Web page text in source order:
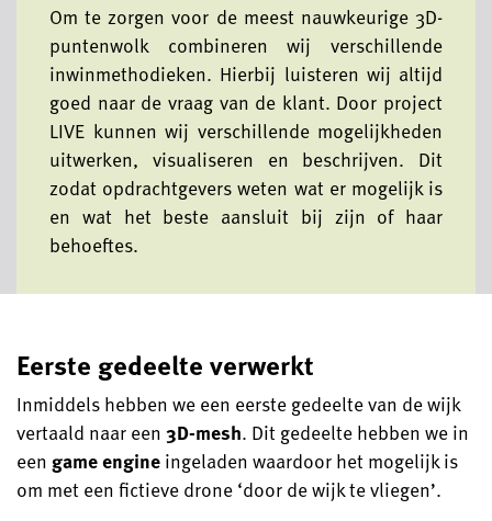
Om te zorgen voor de meest nauwkeurige 3D-
puntenwolk combineren wij verschillende
inwinmethodieken. Hierbij luisteren wij altijd
goed naar de vraag van de klant. Door project
LIVE kunnen wij verschillende mogelijkheden
uitwerken, visualiseren en beschrijven. Dit
zodat opdrachtgevers weten wat er mogelijk is
en wat het beste aansluit bij zijn of haar
behoeftes.
Eerste gedeelte verwerkt
Inmiddels hebben we een eerste gedeelte van de wijk
vertaald naar een3D-mesh. Dit gedeelte hebben we in
een game engineingeladen waardoor het mogelijk is
om met een fictieve drone ‘door de wijk te vliegen’.